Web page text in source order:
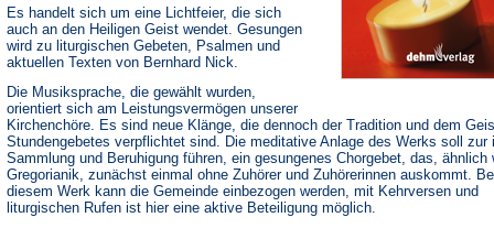
Es handelt sich um eine Lichtfeier, die sich
auch an den Heiligen Geist wendet. Gesungen
wird zu liturgischen Gebeten, Psalmen und
aktuellen Texten von Bernhard Nick.
Die Musiksprache, die gewählt wurden,
orientiert sich am Leistungsvermögen unserer
Kirchenchöre. Es sind neue Klänge, die dennoch der Tradition und dem
Stundengebetes verpflichtet sind. Die meditative Anlage des Werks soll zur
Sammlung und Beruhigung führen, ein gesungenes Chorgebet, das, ähnlich
Gregorianik, zunächst einmal ohne Zuhörer und Zuhörerinnen auskommt.
diesem Werk kann die Gemeinde einbezogen werden, mit Kehrversen und
liturgischen Rufen ist hier eine aktive Beteiligung möglich.